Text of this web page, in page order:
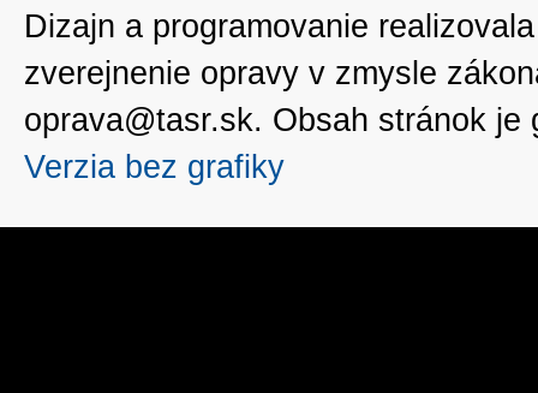
Dizajn a programovanie
zverejnenie opravy v zmysle
oprava@tasr.sk. Obsah stránok
Verzia bez grafiky